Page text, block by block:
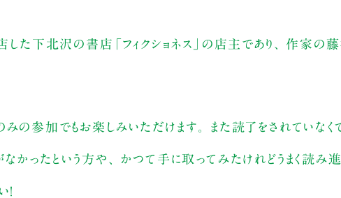
た下北沢の書店「フィクショネス」の店主であり、 作家の
の参加でもお楽しみいただけます。 また読了をされていなく
かったという方や、 かつて手に取ってみたけれどうまく読み